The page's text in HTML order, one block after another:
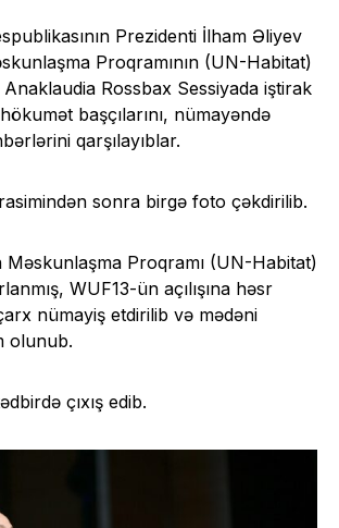
Prezidenti İlham Əliyev
Proqramının (UN-Habitat)
Rossbax Sessiyada iştirak
başçılarını, nümayəndə
qarşılayıblar.
sonra birgə foto çəkdirilib.
Proqramı (UN-Habitat)
WUF13-ün açılışına həsr
nümayiş etdirilib və mədəni
olunub.
çıxış edib.